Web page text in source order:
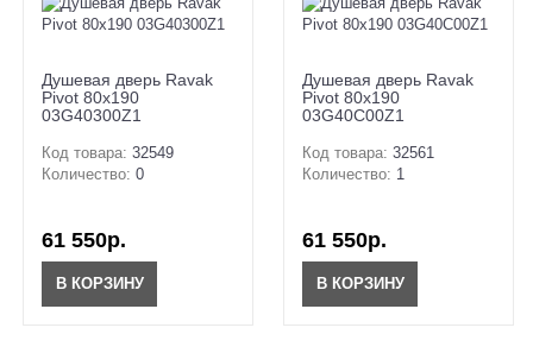
Душевая дверь Ravak
Pivot 80x190
03G40300Z1
Код товара: 32549
Количество: 0
61 550р.
В КОРЗИНУ
Душевая дверь Ravak
Pivot 80x190
03G40C00Z1
Код товара: 32561
Количество: 1
61 550р.
В КОРЗИНУ